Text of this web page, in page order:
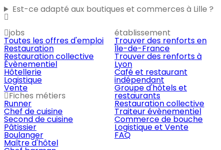
Est-ce adapté aux boutiques et commerces à Lille ?
jobs
Toutes les offres d'emploi
Restauration
Restauration collective
Évènementiel
Hôtellerie
Logistique
Vente
Fiches métiers
Runner
Chef de cuisine
Second de cuisine
Pâtissier
Boulanger
Maître d'hôtel
établissement
Trouver des renforts en
Île-de-France
Trouver des renforts à
Lyon
Café et restaurant
indépendant
Groupe d'hôtels et
restaurants
Restauration collective
Traiteur évènementiel
Commerce de bouche
Logistique et Vente
FAQ